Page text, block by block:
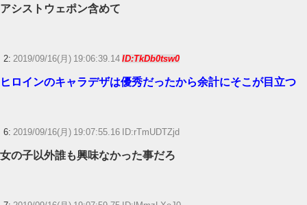
百田夏菜子との結婚2年堂本剛、印象ガラリな姿に「匂わせなの？」※私の
【競馬】G1・2勝 アスコリピチェーノが引退 繁殖入りへ
アシストウェポン含めて
2: 2019/09/16(月) 19:06:39.14 ID:TkDb0tsw0
ヒロインのキャラデザは優秀だったから余計にそこが目立つ
6: 2019/09/16(月) 19:07:55.16 ID:rTmUDTZjd
女の子以外誰も興味なかった事だろ